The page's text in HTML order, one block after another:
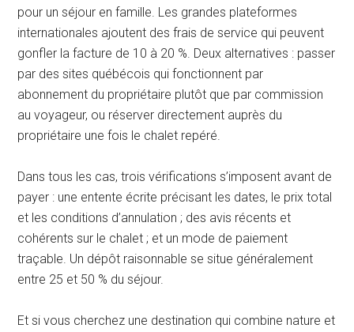
pour un séjour en famille. Les grandes plateformes
internationales ajoutent des frais de service qui peuvent
gonfler la facture de 10 à 20 %. Deux alternatives : passer
par des sites québécois qui fonctionnent par
abonnement du propriétaire plutôt que par commission
au voyageur, ou réserver directement auprès du
propriétaire une fois le chalet repéré.
Dans tous les cas, trois vérifications s’imposent avant de
payer : une entente écrite précisant les dates, le prix total
et les conditions d’annulation ; des avis récents et
cohérents sur le chalet ; et un mode de paiement
traçable. Un dépôt raisonnable se situe généralement
entre 25 et 50 % du séjour.
Et si vous cherchez une destination qui combine nature et